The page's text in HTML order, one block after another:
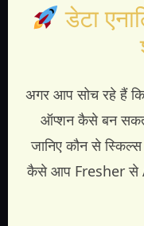
डेटा
अगर आप सोच रहे हैं कि
ऑप्शन कैसे बन
जानिए कौन से
कैसे आप Fresher से